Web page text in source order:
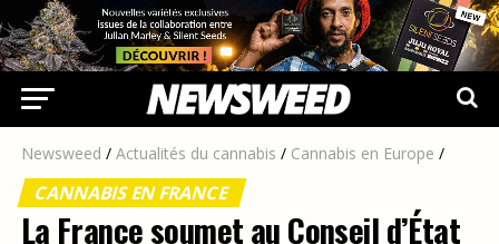
Newsweed / Actualités du cannabis / Cannabis en Europe /
CANNABIS EN FRANCE
La France soumet au Conseil d’État